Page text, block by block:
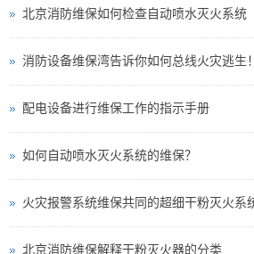
北京消防维保如何检查自动喷水灭火系统
消防设备维保湾告诉你如何总线火灾逃生！
配电设备进行维保工作的指示手册
如何自动喷水灭火系统的维保？
北京消防维保解释干粉灭火器的分类